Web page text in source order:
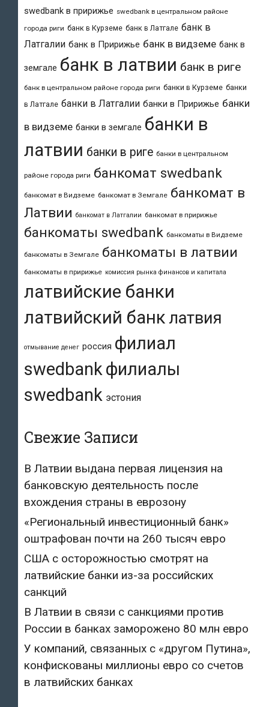
swedbank в пририжье swedbank в центральном районе
города риги банк в Курземе банк в Латгале банк в
Латгалии банк в Пририжье банк в видземе банк в
земгале банк в латвии банк в риге
банк в центральном районе города риги банки в Курземе банки
в Латгале банки в Латгалии банки в Пририжье банки
в видземе банки в земгале банки в
латвии банки в риге банки в центральном
районе города риги банкомат swedbank
банкомат в Видземе банкомат в Земгале банкомат в
Латвии банкомат в Латгалии банкомат в пририжье
банкоматы swedbank банкоматы в Видземе
банкоматы в Земгале банкоматы в латвии
банкоматы в пририжье комиссия рынка финансов и капитала
латвийские банки
латвийский банк латвия
отмывание денег россия филиал
swedbank филиалы
swedbank эстония
Свежие Записи
В Латвии выдана первая лицензия на
банковскую деятельность после
вхождения страны в еврозону
«Региональный инвестиционный банк»
оштрафован почти на 260 тысяч евро
США с осторожностью смотрят на
латвийские банки из-за российских
санкций
В Латвии в связи с санкциями против
России в банках заморожено 80 млн евро
У компаний, связанных с «другом Путина»,
конфискованы миллионы евро со счетов
в латвийских банках